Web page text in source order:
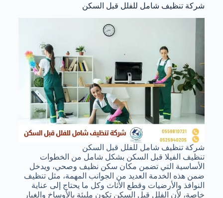
شركة تنظيف شامل للفلل قبل السكن
شركة تنظيف شامل للفلل قبل السكن
تنظيف الفيلا قبل السكن بشكل شامل من الخطوات
الأساسية التي تضمن مكان سكن نظيف وصحي، ويدخل
ضمن هذه الخدمة العديد من الجوانب المهمة، مثل تنظيف
النوافذ والأرضيات وقطع الأثاث وكل ما يحتاج إلى عناية
خاصة، لأن الفلل قبل السكن تكون مليئة بالأوساخ والغبار